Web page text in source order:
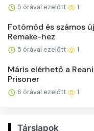
5 órával ezelőtt 1
Fotómód és számos
Remake-hez
5 órával ezelőtt 1
Máris elérhető a
Prisoner
6 órával ezelőtt 1
Társlapok